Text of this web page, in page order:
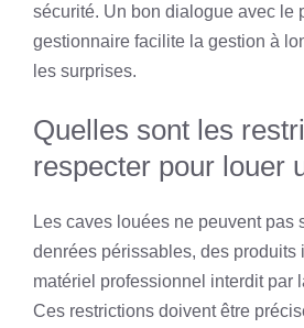
sécurité. Un bon dialogue avec le
gestionnaire facilite la gestion à
les surprises.
Quelles sont les
respecter pour louer
Les caves louées ne peuvent pas
denrées périssables, des produits
matériel professionnel interdit par
Ces restrictions doivent être